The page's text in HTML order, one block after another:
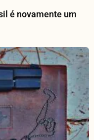
é novamente um